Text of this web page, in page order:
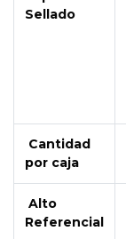
Sellado
Cantidad
por caja
Alto
Referencial